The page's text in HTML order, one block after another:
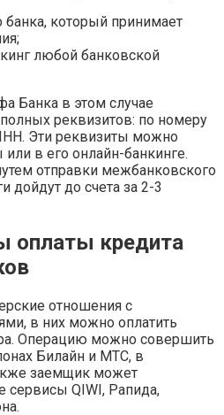
банка, который принимает
любой банковской
Банка в этом случае
реквизитов: по номеру
Эти реквизиты можно
в его онлайн-банкинге.
отправки межбанковского
дойдут до счета за 2-3
оплаты кредита
отношения с
в них можно оплатить
Операцию можно совершить
Билайн и МТС, в
заемщик может
сервисы QIWI, Рапида,